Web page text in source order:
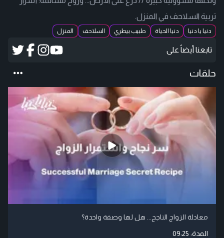
تربية السلاحف في المنزل.
دنيا يا دنيا دنيا الحياة طبيب بيطري السلاحف المنزل
تابعنا أيضاً على
حلقات
معادلة الزواج الناجح... هل لها وصفة واحدة؟
المدة: 09:25